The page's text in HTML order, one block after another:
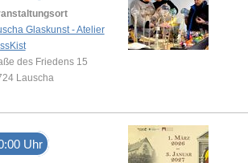
Glaskunst - Atelier
des Friedens 15
Lauscha
Uhr